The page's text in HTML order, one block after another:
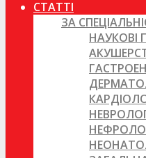
СТАТТІ
ЗА
НАУКОВІ